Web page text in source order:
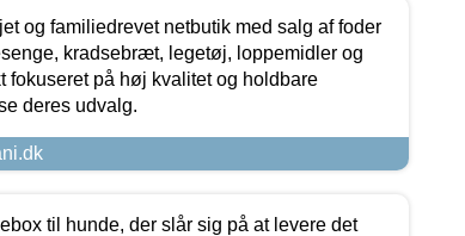
og familiedrevet netbutik med salg af foder
kradsebræt, legetøj, loppemidler og
fokuseret på høj kvalitet og holdbare
deres udvalg.
til hunde, der slår sig på at levere det